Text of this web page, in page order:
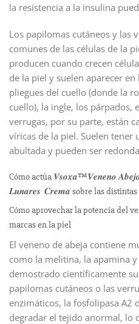
la resistencia a la insulina
Los papilomas cutáneos y las
comunes de las células de la
producen cuando crecen
de la piel y suelen aparecer
pliegues del cuello (donde la
cuello), la ingle, los párpados,
verrugas, por su parte, están
víricas de la piel. Suelen tener
abultada y pueden ser
Cómo actúa 𝑽𝒔𝒐𝒙𝒂™𝑽𝒆𝒏𝒆𝒏𝒐 𝑨𝒃𝒆𝒋𝒂
𝑳𝒖𝒏𝒂𝒓𝒆𝒔 𝑪𝒓𝒆𝒎𝒂 sobre las
Cómo aprovechar la potencia del
marcas en la piel
El veneno de abeja contiene
como la melitina, la apamina
demostrado científicamente
papilomas cutáneos o las
enzimáticos, la fosfolipasa A2
degradar el tejido anormal, lo